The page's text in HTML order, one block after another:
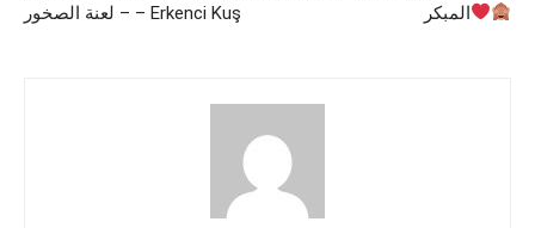
– لعنة الصخور – Erkenci Kuş
المبكر